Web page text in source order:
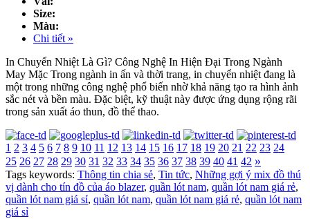
Size:
Màu:
Chi tiết »
In Chuyển Nhiệt Là Gì? Công Nghệ In Hiện Đại Trong Ngành
May Mặc Trong ngành in ấn và thời trang, in chuyển nhiệt đang là
một trong những công nghệ phổ biến nhờ khả năng tạo ra hình ảnh
sắc nét và bền màu. Đặc biệt, kỹ thuật này được ứng dụng rộng rãi
trong sản xuất áo thun, đồ thể thao.
1 2 3 4 5 6 7 8 9 10 11 12 13 14 15 16 17 18 19 20 21 22 23 24
25 26 27 28 29 30 31 32 33 34 35 36 37 38 39 40 41 42 »
Tags keywords: Thông tin chia sẻ, Tin tức, Những gợi ý mix đồ thú
vị dành cho tín đồ của áo blazer, quần lót nam, quần lót nam giá rẻ,
quần lót nam giá sỉ, quần lót nam, quần lót nam giá rẻ, quần lót nam
giá sỉ